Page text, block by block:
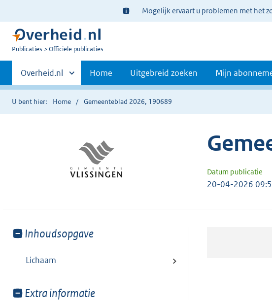
Ter
informatie:
Mogelijk ervaart u problemen met het
U
Publicaties Officiële publicaties
Primaire
navigatie
Andere
sites
binnen
Overheid.nl Home Uitgebreid zoeken Mijn
U bent hier: Home Gemeenteblad 2026, 190689
Datum publicatie
20-04-2026
Toon
van:
Inhoudsopgave
Lichaam
Toon
Extra informatie